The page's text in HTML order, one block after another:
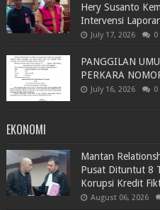
Hery Susanto
Intervensi
July 17, 2026 0
PANGGILAN
PERKARA
July 16, 2026 0
EKONOMI
Mantan
Pusat Dituntut 8
Korupsi Kredit
August 06, 2026